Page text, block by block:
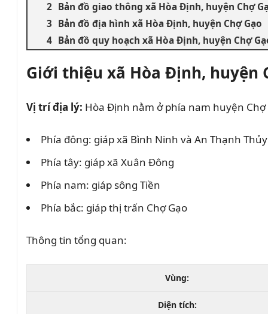
Bản đồ giao thông xã Hòa Định, huyện Chợ
Bản đồ địa hình xã Hòa Định, huyện Chợ Gạo
Bản đồ quy hoạch xã Hòa Định, huyện Chợ
Giới thiệu xã Hòa Định, huyện
Vị trí địa lý: Hòa Định nằm ở phía nam huyện Chợ
Phía đông: giáp xã Bình Ninh và An Thạnh Thủy
Phía tây: giáp xã Xuân Đông
Phía nam: giáp sông Tiền
Phía bắc: giáp thị trấn Chợ Gạo
Thông tin tổng quan:
Vùng:
Diện tích: